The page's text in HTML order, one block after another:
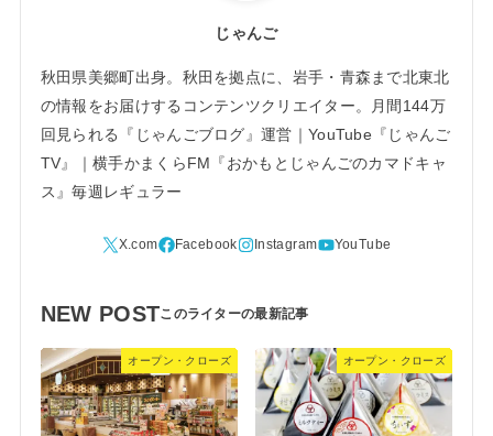
じゃんご
秋田県美郷町出身。秋田を拠点に、岩手・青森まで北東北
の情報をお届けするコンテンツクリエイター。月間144万
回見られる『じゃんごブログ』運営｜YouTube『じゃんご
TV』｜横手かまくらFM『おかもとじゃんごのカマドキャ
ス』毎週レギュラー
NEW POST
オープン・クローズ オープン・クローズ